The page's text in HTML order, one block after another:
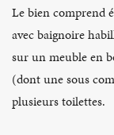
Le bien comprend
avec baignoire
sur un meuble en
(dont une sous
plusieurs toilettes.